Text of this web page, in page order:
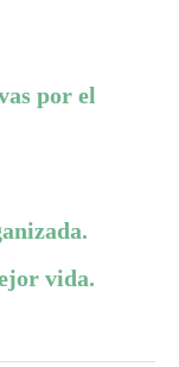
por el
vida.